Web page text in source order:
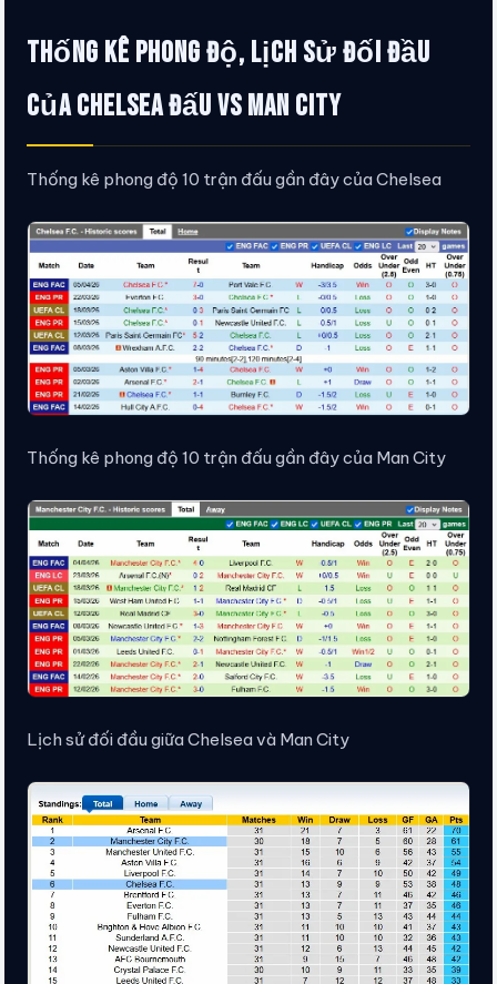
Thống kê phong độ, lịch sử đối đầu
của Chelsea đấu vs Man City
Thống kê phong độ 10 trận đấu gần đây của Chelsea
Thống kê phong độ 10 trận đấu gần đây của Man City
Lịch sử đối đầu giữa Chelsea và Man City